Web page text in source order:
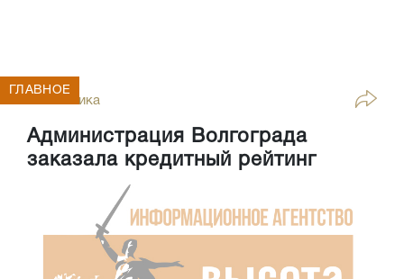
Экономика
Администрация Волгограда
заказала кредитный рейтинг
ГЛАВНОЕ